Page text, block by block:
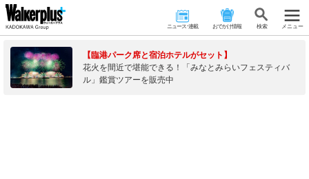
ニュース･連載 おでかけ情報 検 索 メニュー
【臨港パーク席と宿泊ホテルがセット】
花火を間近で堪能できる！「みなとみらいフェスティバ
ル」鑑賞ツアーを販売中